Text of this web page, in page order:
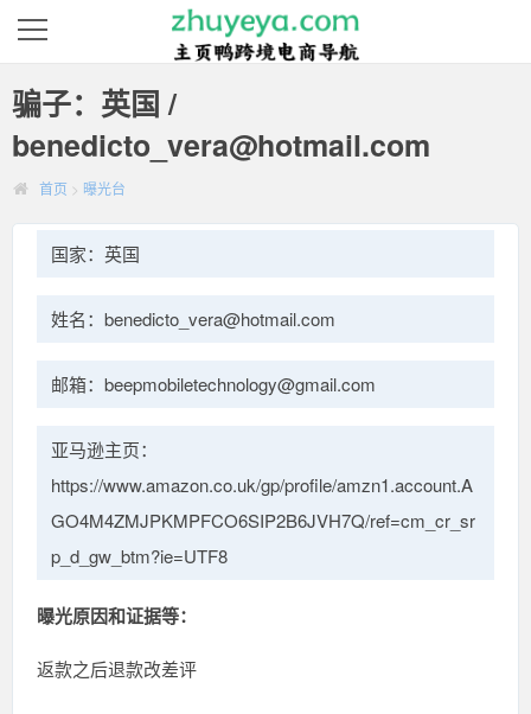
骗子：英国 /
benedicto_vera@hotmail.com
首页 > 曝光台
国家：英国
姓名：benedicto_vera@hotmail.com
邮箱：beepmobiletechnology@gmail.com
亚马逊主页：
https://www.amazon.co.uk/gp/profile/amzn1.account.A
GO4M4ZMJPKMPFCO6SIP2B6JVH7Q/ref=cm_cr_sr
p_d_gw_btm?ie=UTF8
曝光原因和证据等：
返款之后退款改差评